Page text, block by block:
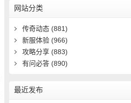
网站分类
传奇动态 (881)
新服体验 (966)
攻略分享 (883)
有问必答 (890)
最近发布